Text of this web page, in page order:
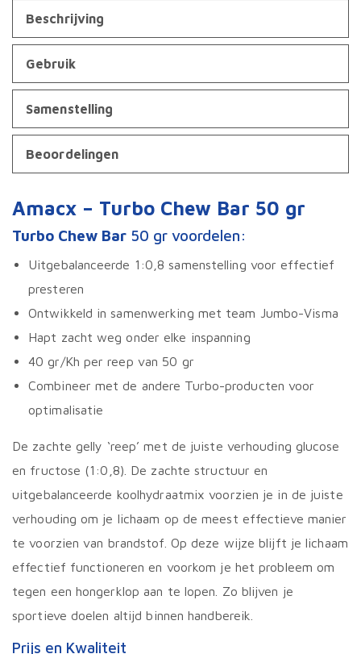
Beschrijving
Gebruik
Samenstelling
Beoordelingen
Amacx – Turbo Chew Bar 50 gr
Turbo Chew Bar 50 gr voordelen:
Uitgebalanceerde 1:0,8 samenstelling voor effectief
presteren
Ontwikkeld in samenwerking met team Jumbo-Visma
Hapt zacht weg onder elke inspanning
40 gr/Kh per reep van 50 gr
Combineer met de andere Turbo-producten voor
optimalisatie
De zachte gelly ‘reep’ met de juiste verhouding glucose
en fructose (1:0,8). De zachte structuur en
uitgebalanceerde koolhydraatmix voorzien je in de juiste
verhouding om je lichaam op de meest effectieve manier
te voorzien van brandstof. Op deze wijze blijft je lichaam
effectief functioneren en voorkom je het probleem om
tegen een hongerklop aan te lopen. Zo blijven je
sportieve doelen altijd binnen handbereik.
Prijs en Kwaliteit